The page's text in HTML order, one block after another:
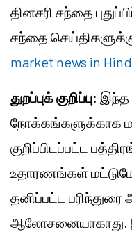
தினசரி சந்தை
சந்தை
market news in
துறப்புக் குறிப்பு: இந்த
நோக்கங்களுக்காக
குறிப்பிடப்பட்ட
உதாரணங்கள்
தனிப்பட்ட பரிந்துரை
ஆலோசனையாகாது.